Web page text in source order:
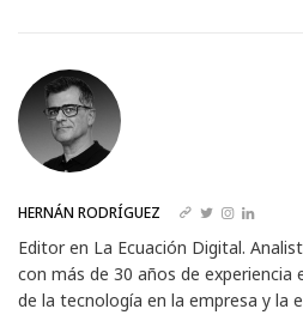
HERNÁN RODRÍGUEZ
Editor en La Ecuación Digital.
con más de 30 años de experiencia
de la tecnología en la empresa y la